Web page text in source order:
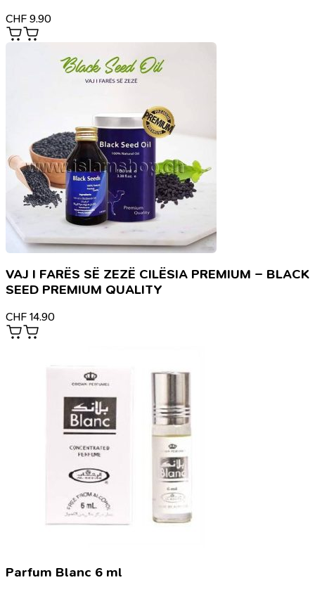
CHF 9.90
VAJ I FARËS SË ZEZË CILËSIA PREMIUM – BLACK
SEED PREMIUM QUALITY
CHF 14.90
Parfum Blanc 6 ml